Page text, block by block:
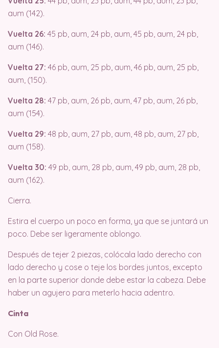
aum (142).
Vuelta 26: 45 pb, aum, 24 pb, aum, 45 pb, aum, 24 pb,
aum (146).
Vuelta 27: 46 pb, aum, 25 pb, aum, 46 pb, aum, 25 pb,
aum, (150).
Vuelta 28: 47 pb, aum, 26 pb, aum, 47 pb, aum, 26 pb,
aum (154).
Vuelta 29: 48 pb, aum, 27 pb, aum, 48 pb, aum, 27 pb,
aum (158).
Vuelta 30: 49 pb, aum, 28 pb, aum, 49 pb, aum, 28 pb,
aum (162).
Cierra.
Estira el cuerpo un poco en forma, ya que se juntará un
poco. Debe ser ligeramente oblongo.
Después de tejer 2 piezas, colócala lado derecho con
lado derecho y cose o teje los bordes juntos, excepto
en la parte superior donde debe estar la cabeza. Debe
haber un agujero para meterlo hacia adentro.
Cinta
Con Old Rose.